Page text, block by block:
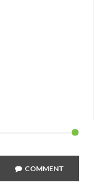
COMMENT